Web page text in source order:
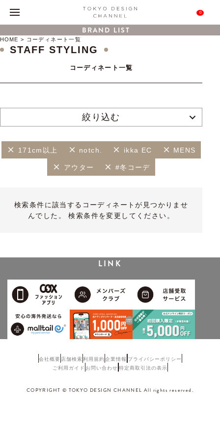
0
BRAND LIST
HOME コーディネート一覧
STAFF STYLING
コーディネート一覧
絞り込む
171cm以上 notch. ikka EC MENS
アウター #冬コーデ
検索条件に該当するコーディネートが見つかりませ
んでした。 検索条件を変更してください。
LINK
会社概要 店舗検索利用規約企業情報 プライバシーポリシー
ご利用ガイド お問い合わせ 特定商取引法の表示
COPYRIGHT © TOKYO DESIGN CHANNEL All rights reserved.